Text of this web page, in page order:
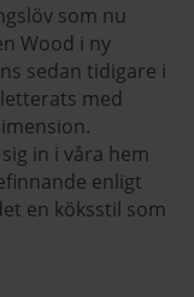
som nu
Wood i ny
sedan tidigare i
med
in i våra hem
enligt
en köksstil som